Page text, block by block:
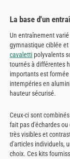
La base d'un
Un entraînement
gymnastique ciblée
cavaletti polyvalents
tournés à différentes
importants est
intempéries en
hauteur sécurisé.
Ceux-ci sont
fait pas d'échardes
très visibles et
d'articles individuels,
choix. Ces kits